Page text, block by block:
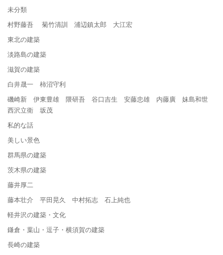
未分類
村野藤吾 菊竹清訓 浦辺鎮太郎 大江宏
東北の建築
淡路島の建築
滋賀の建築
白井晟一 柿沼守利
磯崎新 伊東豊雄 隈研吾 谷口吉生 安藤忠雄 内藤廣 妹島和世
西沢立衛 坂茂
私的な話
美しい景色
群馬県の建築
茨木県の建築
藤井厚二
藤本壮介 平田晃久 中村拓志 石上純也
軽井沢の建築・文化
鎌倉・葉山・逗子・横須賀の建築
長崎の建築